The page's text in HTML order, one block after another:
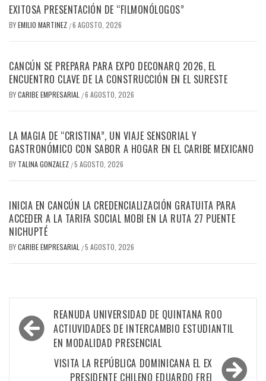
EXITOSA PRESENTACIÓN DE “FILMONÓLOGOS”
BYEMILIO MARTINEZ /6 AGOSTO, 2026
CANCÚN SE PREPARA PARA EXPO DECONARQ 2026, EL
ENCUENTRO CLAVE DE LA CONSTRUCCIÓN EN EL SURESTE
BYCARIBE EMPRESARIAL /6 AGOSTO, 2026
LA MAGIA DE “CRISTINA”, UN VIAJE SENSORIAL Y
GASTRONÓMICO CON SABOR A HOGAR EN EL CARIBE MEXICANO
BY TALINA GONZALEZ /5 AGOSTO, 2026
INICIA EN CANCÚN LA CREDENCIALIZACIÓN GRATUITA PARA
ACCEDER A LA TARIFA SOCIAL MOBI EN LA RUTA 27 PUENTE
NICHUPTÉ
BYCARIBE EMPRESARIAL /5 AGOSTO, 2026
Navegación
de
entradas
REANUDA UNIVERSIDAD DE QUINTANA ROO
ACTIUVIDADES DE INTERCAMBIO ESTUDIANTIL
EN MODALIDAD PRESENCIAL
VISITA LA REPÚBLICA DOMINICANA EL EX
PRESIDENTE CHILENO EDUARDO FREI